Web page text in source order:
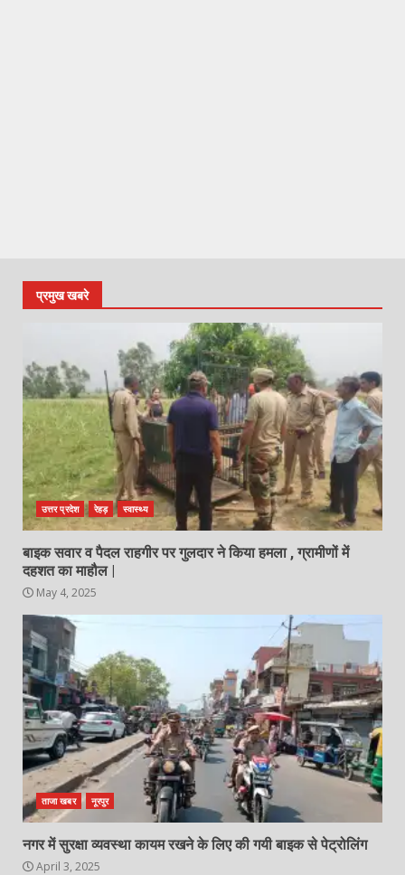
प्रमुख खबरे
उत्तर प्रदेश रेहड़ स्वास्थ्य
बाइक सवार व पैदल राहगीर पर गुलदार ने किया हमला , ग्रामीणों में
दहशत का माहौल |
May 4, 2025
ताजा खबर नूरपुर
नगर में सुरक्षा व्यवस्था कायम रखने के लिए की गयी बाइक से पेट्रोलिंग
April 3, 2025